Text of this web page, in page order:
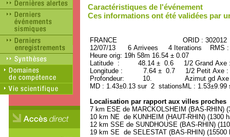
Caractéristiques de l'événement
Ces informations ont été validées par
FRANCE ORID : 302012
12/07/13 6 Arrivees 4 Iterations RMS
Heure orig: 19h 58m 16.54 ± 0.07
Latitude : 48.14 ± 0.6 1/2 Grand
Longitude : 7.64 ± 0.7 1/2 Petit Axe
Profondeur: 10. Azimut gd Axe :
MD : 1.43±0.13 sur 2 stationsML :
Localisation par rapport aux villes proches
7 km ESE de MARCKOLSHEIM (BAS-RHIN)
10 km NE de KUNHEIM (HAUT-RHIN) (1300
12 km SSE de SUNDHOUSE (BAS-RHIN)
19 km SE de SELESTAT (BAS-RHIN) (15500